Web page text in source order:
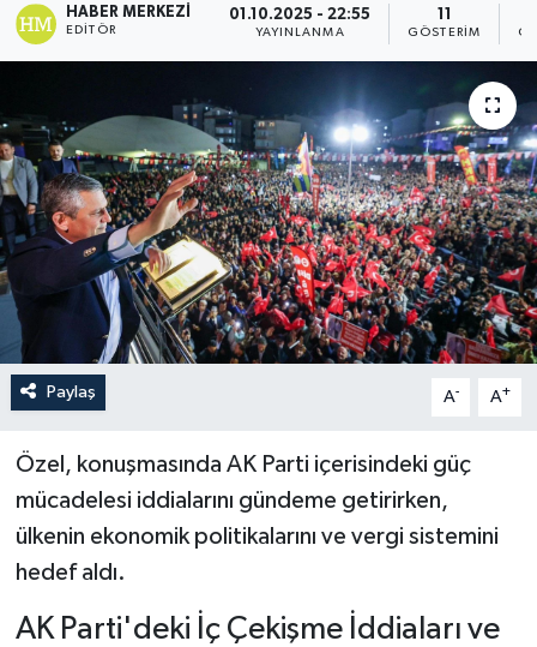
HABER MERKEZI
EDITÖR
01.10.2025 - 22:55
YAYINLANMA GÖSTERIM
Paylaş A- A+
Özel, konuşmasında AK Parti içerisindeki güç
mücadelesi iddialarını gündeme getirirken,
ülkenin ekonomik politikalarını ve vergi sistemini
hedef aldı.
AK Parti'deki İç Çekişme İddiaları ve